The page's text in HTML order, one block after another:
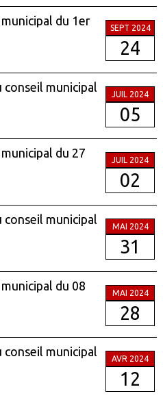
du 1er
SEPT 2024
24
municipal
JUIL 2024
05
du 27
JUIL 2024
02
municipal
MAI 2024
31
du 08
MAI 2024
28
conseil municipal
AVR 2024
12